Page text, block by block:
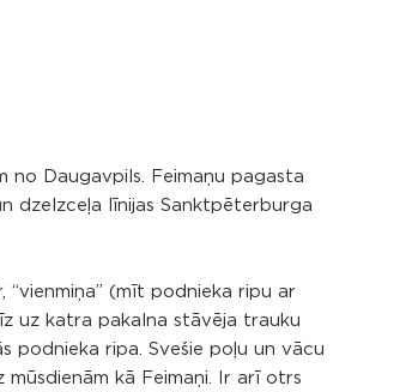
no Daugavpils. Feimaņu pagasta
dzelzceļa līnijas Sanktpēterburga
“vienmiņa” (mīt podnieka ripu ar
uz katra pakalna stāvēja trauku
podnieka ripa. Svešie poļu un vācu
kā Feimaņi. Ir arī otrs